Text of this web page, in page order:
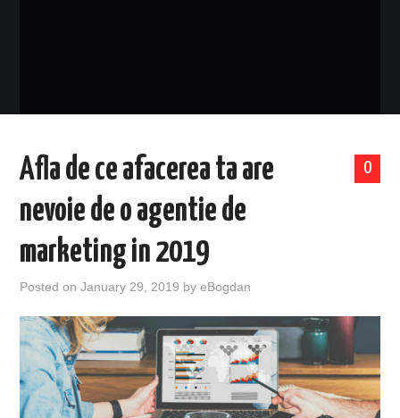
0
Afla de ce afacerea ta are
nevoie de o agentie de
marketing in 2019
Posted onJanuary 29, 2019 byeBogdan